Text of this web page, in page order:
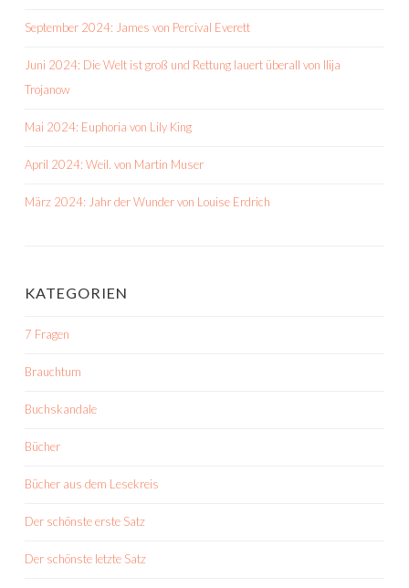
September 2024: James von Percival Everett
Juni 2024: Die Welt ist groß und Rettung lauert überall von Ilija
Trojanow
Mai 2024: Euphoria von Lily King
April 2024: Weil. von Martin Muser
März 2024: Jahr der Wunder von Louise Erdrich
KATEGORIEN
7 Fragen
Brauchtum
Buchskandale
Bücher
Bücher aus dem Lesekreis
Der schönste erste Satz
Der schönste letzte Satz